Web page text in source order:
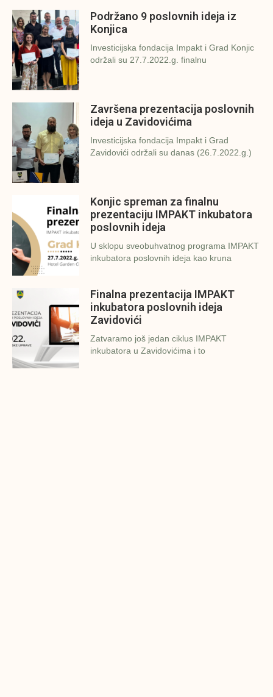
Podržano 9 poslovnih ideja iz
Konjica
Investicijska fondacija Impakt i Grad Konjic
održali su 27.7.2022.g. finalnu
Završena prezentacija poslovnih
ideja u Zavidovićima
Investicijska fondacija Impakt i Grad
Zavidovići održali su danas (26.7.2022.g.)
Konjic spreman za finalnu
prezentaciju IMPAKT inkubatora
poslovnih ideja
U sklopu sveobuhvatnog programa IMPAKT
inkubatora poslovnih ideja kao kruna
Finalna prezentacija IMPAKT
inkubatora poslovnih ideja
Zavidovići
Zatvaramo još jedan ciklus IMPAKT
inkubatora u Zavidovićima i to